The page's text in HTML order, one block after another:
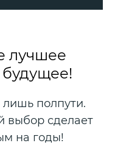
лучшее
полпути.
выбор сделает
на годы!